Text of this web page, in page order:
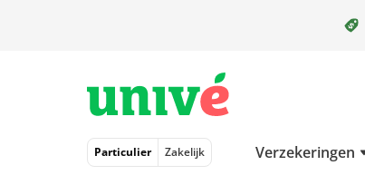
Particulier Zakelijk Verzekeringen